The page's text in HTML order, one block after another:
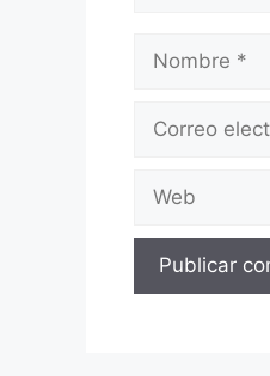
Nombre
Correo
Web